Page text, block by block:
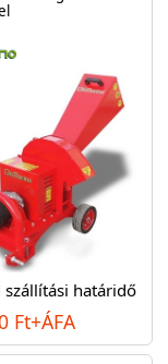
szállítási határidő
Ft+ÁFA